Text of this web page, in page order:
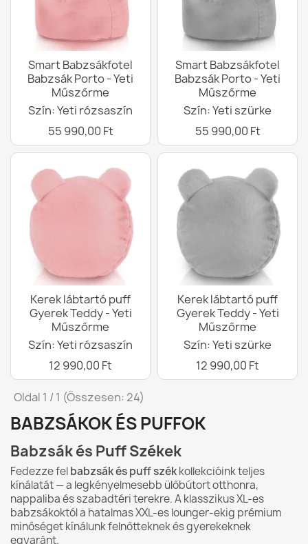
Smart Babzsákfotel
Babzsák Porto - Yeti
Műszőrme
Szín: Yeti rózsaszín
55 990,00 Ft
Smart Babzsákfotel
Babzsák Porto - Yeti
Műszőrme
Szín: Yeti szürke
55 990,00 Ft
Kerek lábtartó puff
Gyerek Teddy - Yeti
Műszőrme
Szín: Yeti rózsaszín
12 990,00 Ft
Kerek lábtartó puff
Gyerek Teddy - Yeti
Műszőrme
Szín: Yeti szürke
12 990,00 Ft
Oldal 1 / 1 (Összesen: 24)
BABZSÁKOK ÉS PUFFOK
Babzsák és Puff Székek
Fedezze felbabzsák és puff székkollekcióink teljes
kínálatát — a legkényelmesebb ülőbútort otthonra,
nappaliba és szabadtéri terekre. A klasszikus XL-es
babzsákoktól a hatalmas XXL-es lounger-ekig prémium
minőséget kínálunk felnőtteknek és gyerekeknek
egyaránt.